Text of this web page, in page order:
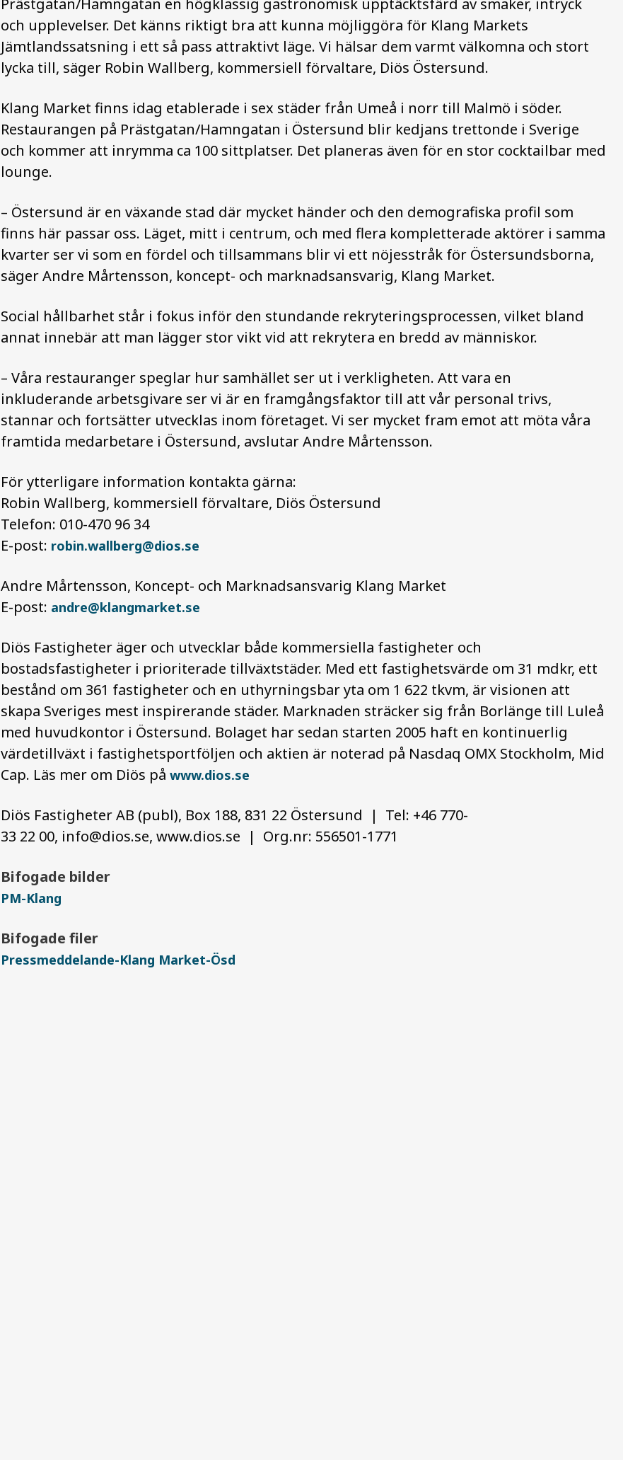
Prästgatan/Hamngatan en högklassig gastronomisk upptäcktsfärd av smaker, intryck
och upplevelser. Det känns riktigt bra att kunna möjliggöra för Klang Markets
Jämtlandssatsning i ett så pass attraktivt läge. Vi hälsar dem varmt välkomna och stort
lycka till, säger Robin Wallberg, kommersiell förvaltare, Diös Östersund.
Klang Market finns idag etablerade i sex städer från Umeå i norr till Malmö i söder.
Restaurangen på Prästgatan/Hamngatan i Östersund blir kedjans trettonde i Sverige
och kommer att inrymma ca 100 sittplatser. Det planeras även för en stor cocktailbar med
lounge.
– Östersund är en växande stad där mycket händer och den demografiska profil som
finns här passar oss. Läget, mitt i centrum, och med flera kompletterade aktörer i samma
kvarter ser vi som en fördel och tillsammans blir vi ett nöjesstråk för Östersundsborna,
säger Andre Mårtensson, koncept- och marknadsansvarig, Klang Market.
Social hållbarhet står i fokus inför den stundande rekryteringsprocessen, vilket bland
annat innebär att man lägger stor vikt vid att rekrytera en bredd av människor.
– Våra restauranger speglar hur samhället ser ut i verkligheten. Att vara en
inkluderande arbetsgivare ser vi är en framgångsfaktor till att vår personal trivs,
stannar och fortsätter utvecklas inom företaget. Vi ser mycket fram emot att möta våra
framtida medarbetare i Östersund, avslutar Andre Mårtensson.
För ytterligare information kontakta gärna:
Robin Wallberg, kommersiell förvaltare, Diös Östersund
Telefon: 010-470 96 34
E-post: robin.wallberg@dios.se
Andre Mårtensson, Koncept- och Marknadsansvarig Klang Market
E-post: andre@klangmarket.se
Diös Fastigheter äger och utvecklar både kommersiella fastigheter och
bostadsfastigheter i prioriterade tillväxtstäder. Med ett fastighetsvärde om 31 mdkr, ett
bestånd om 361 fastigheter och en uthyrningsbar yta om 1 622 tkvm, är visionen att
skapa Sveriges mest inspirerande städer. Marknaden sträcker sig från Borlänge till Luleå
med huvudkontor i Östersund. Bolaget har sedan starten 2005 haft en kontinuerlig
värdetillväxt i fastighetsportföljen och aktien är noterad på Nasdaq OMX Stockholm, Mid
Cap. Läs mer om Diös på www.dios.se
Diös Fastigheter AB (publ), Box 188, 831 22 Östersund | Tel: +46 770-
33 22 00, info@dios.se, www.dios.se | Org.nr: 556501-1771
Bifogade bilder
PM-Klang
Bifogade filer
Pressmeddelande-Klang Market-Ösd